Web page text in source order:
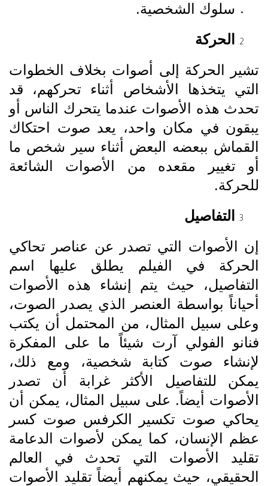
سلوك الشخصية.
الحركة
تشير الحركة إلى أصوات بخلاف الخطوات
التي يتخذها الأشخاص أثناء تحركهم، قد
تحدث هذه الأصوات عندما يتحرك الناس أو
يبقون في مكان واحد، يعد صوت احتكاك
القماش ببعضه البعض أثناء سير شخص ما
أو تغيير مقعده من الأصوات الشائعة
للحركة.
التفاصيل
إن الأصوات التي تصدر عن عناصر تحاكي
الحركة في الفيلم يطلق عليها اسم
التفاصيل، حيث يتم إنشاء هذه الأصوات
أحياناً بواسطة العنصر الذي يصدر الصوت،
وعلى سبيل المثال، من المحتمل أن يكتب
فنانو الفولي آرت شيئاً ما على المفكرة
لإنشاء صوت كتابة شخصية، ومع ذلك،
يمكن للتفاصيل الأكثر غرابة أن تصدر
الأصوات أيضاً. على سبيل المثال، يمكن أن
يحاكي صوت تكسير الكرفس صوت كسر
عظم الإنسان، كما يمكن لأصوات الدعامة
تقليد الأصوات التي تحدث في العالم
الحقيقي، حيث يمكنهم أيضاً تقليد الأصوات